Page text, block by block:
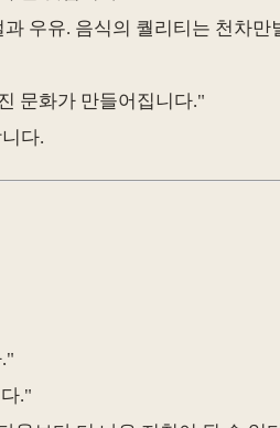
우유. 음식의 퀄리티는 천차만
문화가 만들어집니다."
다.
."